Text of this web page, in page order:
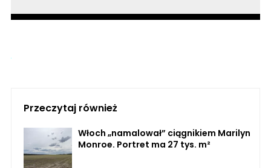
Przeczytaj również
Włoch „namalował” ciągnikiem Marilyn
Monroe. Portret ma 27 tys. m²